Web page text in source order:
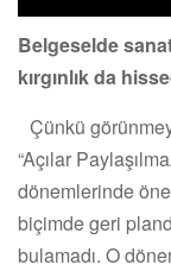
Belgeselde
kırgınlık da
Çünkü
“Açılar
dönemlerinde
biçimde geri
bulamadı. O